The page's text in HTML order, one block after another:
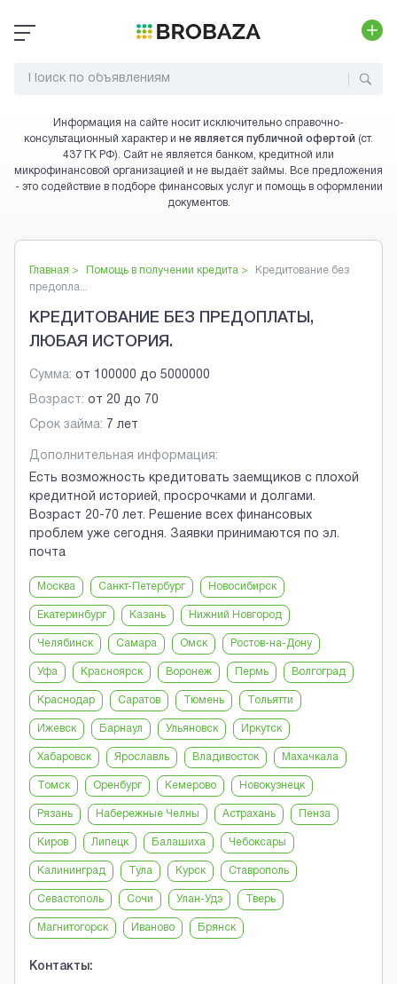
Информация на сайте носит исключительно справочно-
консультационный характер и не является публичной офертой (ст.
437 ГК РФ). Сайт не является банком, кредитной или
микрофинансовой организацией и не выдаёт займы. Все предложения
- это содействие в подборе финансовых услуг и помощь в оформлении
документов.
Главная > Помощь в получении кредита >
Кредитование без
предопла...
КРЕДИТОВАНИЕ БЕЗ ПРЕДОПЛАТЫ,
ЛЮБАЯ ИСТОРИЯ.
Сумма: от 100000 до 5000000
Возраст: от 20 до 70
Срок займа: 7 лет
Дополнительная информация:
Есть возможность кредитовать заемщиков с плохой
кредитной историей, просрочками и долгами.
Возраст 20-70 лет. Решение всех финансовых
проблем уже сегодня. Заявки принимаются по эл.
почта
Москва Санкт-Петербург Новосибирск
Екатеринбург Казань Нижний Новгород
Челябинск Самара Омск Ростов-на-Дону
Уфа Красноярск Воронеж Пермь Волгоград
Краснодар Саратов Тюмень Тольятти
Ижевск Барнаул Ульяновск Иркутск
Хабаровск Ярославль Владивосток Махачкала
Томск Оренбург Кемерово Новокузнецк
Рязань Набережные Челны Астрахань Пенза
Киров Липецк Балашиха Чебоксары
Калининград Тула Курск Ставрополь
Севастополь Сочи Улан-Удэ Тверь
Магнитогорск Иваново Брянск
Контакты: